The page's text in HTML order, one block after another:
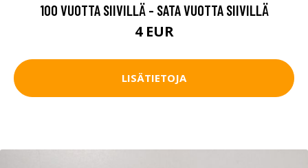
100 VUOTTA SIIVILLÄ - SATA VUOTTA SIIVILLÄ
4 EUR
LISÄTIETOJA